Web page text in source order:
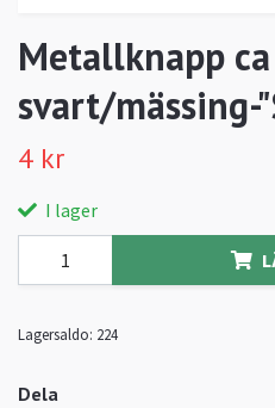
Metallknapp
svart/
4 kr
I lager
Lagersaldo: 224
Dela